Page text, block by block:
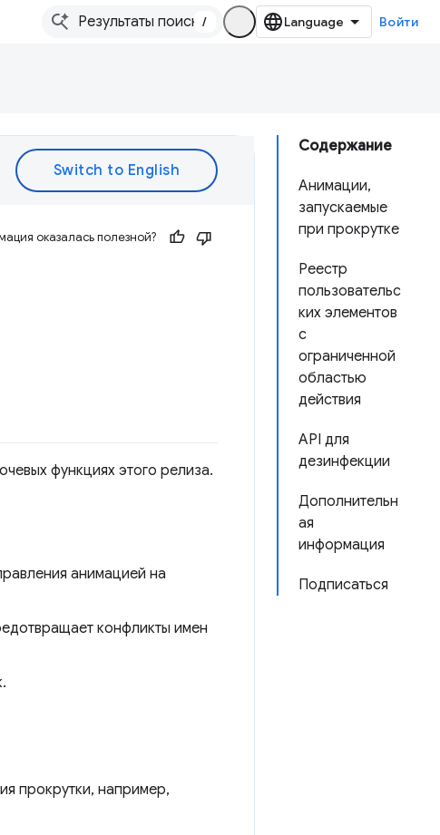
/ Войти
Содержание
Анимации,
запускаемые
при прокрутке
Реестр
пользовательс
ких элементов
с
ограниченной
областью
действия
API для
дезинфекции
Дополнительн
ая
информация
Подписаться
оказалась полезной?
функциях этого релиза.
анимацией на
конфликты имен
прокрутки, например,